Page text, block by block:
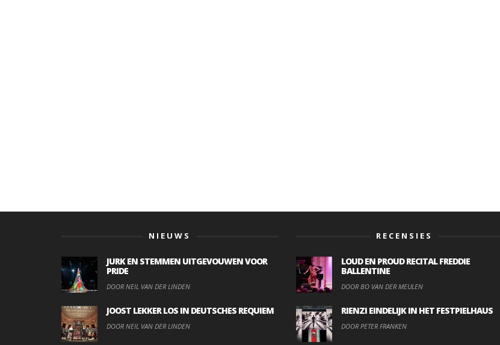
NIEUWS
JURK EN STEMMEN UITGEVOUWEN VOOR
PRIDE
DOOR NEIL VAN DER LINDEN
JOOST LEKKER LOS IN DEUTSCHES REQUIEM
DOOR NEIL VAN DER LINDEN
RECENSIES
LOUD EN PROUD RECITAL FREDDIE
BALLENTINE
DOOR BO VAN DER MEULEN
RIENZI EINDELIJK IN HET FESTPIELHAUS
DOOR PETER FRANKEN